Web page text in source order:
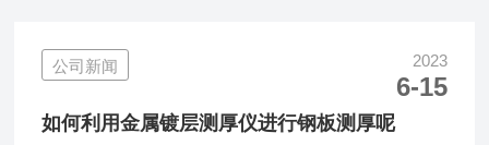
公司新闻 2023
6-15
如何利用金属镀层测厚仪进行钢板测厚呢